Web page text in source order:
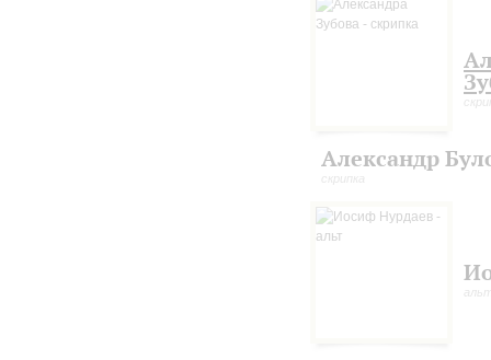
Александр
скрипка